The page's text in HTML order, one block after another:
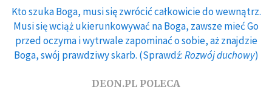
Kto szuka Boga, musi się zwrócić całkowicie do wewnątrz.
Musi się wciąż ukierunkowywać na Boga, zawsze mieć Go
przed oczyma i wytrwale zapominać o sobie, aż znajdzie
Boga, swój prawdziwy skarb. (Sprawdź:Rozwój duchowy)
DEON.PL POLECA